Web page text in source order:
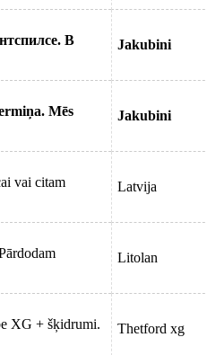
В
Jakubini
Mēs
Jakubini
vai citam
Latvija
Litolan
XG + šķidrumi.
Thetford xg